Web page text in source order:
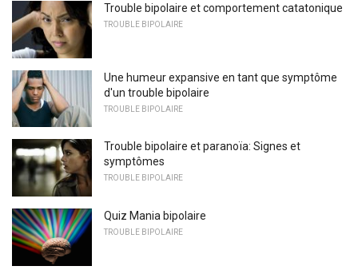
Trouble bipolaire et comportement catatonique
TROUBLE BIPOLAIRE
Une humeur expansive en tant que symptôme
d'un trouble bipolaire
TROUBLE BIPOLAIRE
Trouble bipolaire et paranoïa: Signes et
symptômes
TROUBLE BIPOLAIRE
Quiz Mania bipolaire
TROUBLE BIPOLAIRE